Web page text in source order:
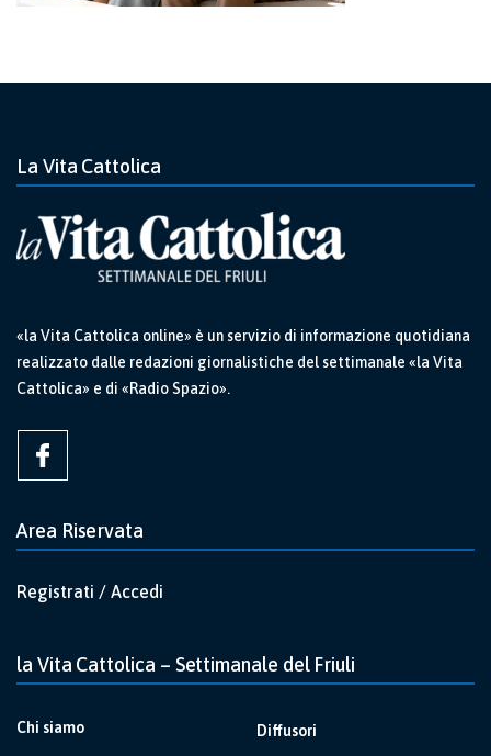
La Vita Cattolica
«la Vita Cattolica online» è un servizio di informazione quotidiana
realizzato dalle redazioni giornalistiche del settimanale «la Vita
Cattolica» e di «Radio Spazio».
Area Riservata
Registrati / Accedi
la Vita Cattolica – Settimanale del Friuli
Chi siamo Diffusori